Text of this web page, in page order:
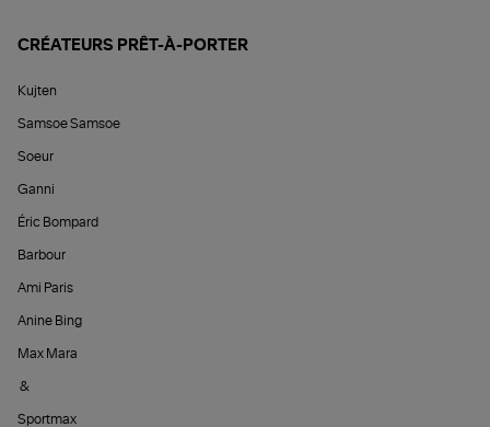
CRÉATEURS PRÊT-À-PORTER
Kujten
Samsoe Samsoe
Soeur
Ganni
Éric Bompard
Barbour
Ami Paris
Anine Bing
Max Mara
&
Sportmax